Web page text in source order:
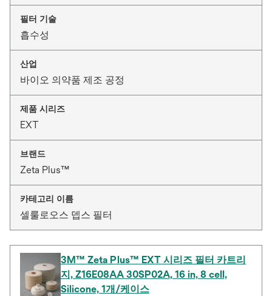
필터 기술
흡수성
산업
바이오 의약품 제조 공정
제품 시리즈
EXT
브랜드
Zeta Plus™
카테고리 이름
셀룰로오스 뎁스 필터
3M™ Zeta Plus™ EXT 시리즈 필터 카트리
지, Z16E08AA 30SP02A, 16 in, 8 cell,
Silicone, 1개/케이스